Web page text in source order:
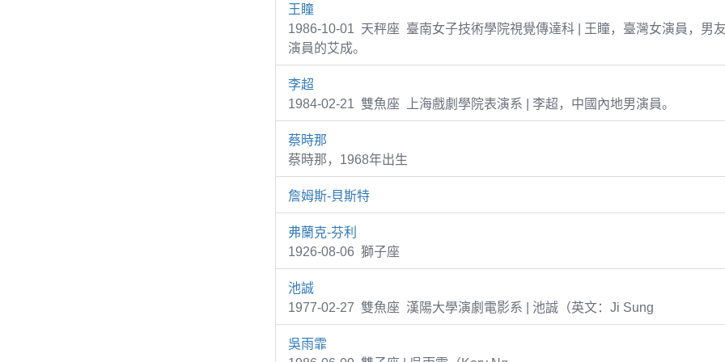
王瞳
1986-10-01 天秤座 臺南女子技術學院視覺傳達科 | 王瞳，臺灣女演員，男
演員的艾成。
李超
1984-02-21 雙魚座 上海戲劇學院表演系 | 李超，中國內地男演員。
蔡時那
蔡時那，1968年出生
詹姆斯-貝斯特
弗蘭克-芬利
1926-08-06 獅子座
池誠
1977-02-27 雙魚座 漢陽大學演劇電影系 | 池誠（英文：Ji Sung
吳雨霏